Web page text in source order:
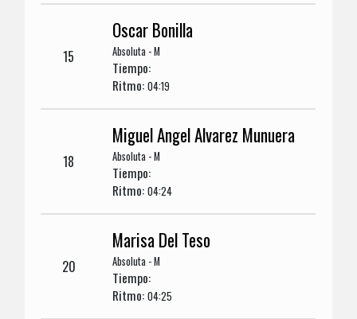
15
Oscar Bonilla
Absoluta - M
Tiempo:
Ritmo:04:19
18
Miguel Angel Alvarez Munuera
Absoluta - M
Tiempo:
Ritmo:04:24
20
Marisa Del Teso
Absoluta - M
Tiempo:
Ritmo:04:25